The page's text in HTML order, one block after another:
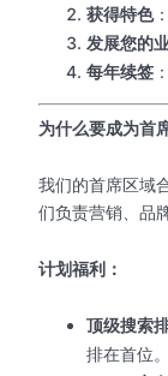
获得特色
发展您的
每年续签
为什么要成为首
我们的首席区域
们负责营销、品
计划福利：
顶级搜索
排在首位。